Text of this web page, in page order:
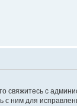
свяжитесь с
с ним для